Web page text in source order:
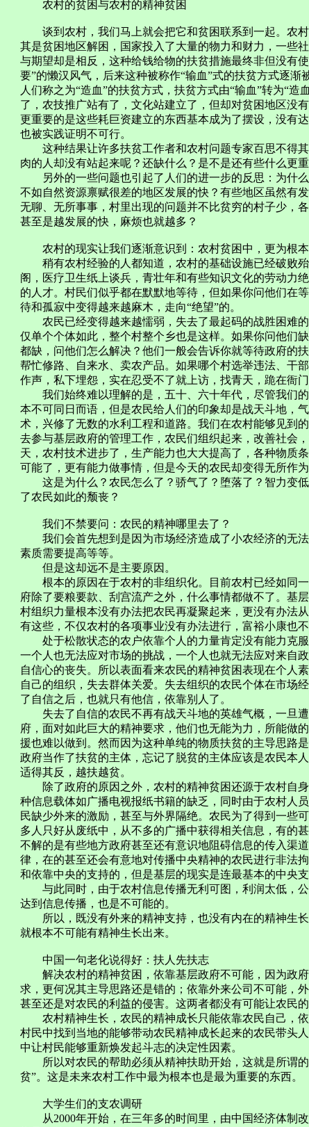
农村的贫困与农村的精神贫困
谈到农村，我们马上就会把它和贫困联系到一起。农村
其是贫困地区解困，国家投入了大量的物力和财力，一些
与期望却是相反，这种给钱给物的扶贫措施最终非但没有
要”的懒汉风气，后来这种被称作“输血”式的扶贫方式逐渐
人们称之为“造血”的扶贫方式，扶贫方式由“输血”转为“
了，农技推广站有了，文化站建立了，但却对贫困地区没
更重要的是这些耗巨资建立的东西基本成为了摆设，没有
也被实践证明不可行。
这种结果让许多扶贫工作者和农村问题专家百思不得其
肉的人却没有站起来呢？还缺什么？是不是还有些什么更
另外的一些问题也引起了人们的进一步的反思：为什么
不如自然资源禀赋很差的地区发展的快？有些地区虽然有
无聊、无所事事，村里出现的问题并不比贫穷的村子少，
甚至是越发展的快，麻烦也就越多？
农村的现实让我们逐渐意识到：农村贫困中，更为根本
稍有农村经验的人都知道，农村的基础设施已经破败殆
阁，医疗卫生纸上谈兵，青壮年和有些知识文化的劳动力
的人才。村民们似乎都在默默地等待，但如果你问他们在
待和孤寂中变得越来越麻木，走向“绝望”的。
农民已经变得越来越懦弱，失去了最起码的战胜困难的
仅单个个体如此，整个村整个乡也是这样。如果你问他们
都缺，问他们怎么解决？他们一般会告诉你就等待政府的
帮忙修路、自来水、卖农产品。如果哪个村选举违法、干
作声，私下埋怨，实在忍受不了就上访，找青天，跪在衙门
我们始终难以理解的是，五十、六十年代，尽管我们的
本不可同日而语，但是农民给人们的印象却是战天斗地，
术，兴修了无数的水利工程和道路。我们在农村能够见到
去参与基层政府的管理工作，农民们组织起来，改善社会
天，农村技术进步了，生产能力也大大提高了，各种物质
可能了，更有能力做事情，但是今天的农民却变得无所作为
这是为什么？农民怎么了？骄气了？堕落了？智力变低
了农民如此的颓丧？
我们不禁要问：农民的精神哪里去了？
我们会首先想到是因为市场经济造成了小农经济的无法
素质需要提高等等。
但是这却远不是主要原因。
根本的原因在于农村的非组织化。目前农村已经如同一
府除了要粮要款、刮宫流产之外，什么事情都做不了。基
村组织力量根本没有办法把农民再凝聚起来，更没有办法
有这些，不仅农村的各项事业没有办法进行，富裕小康也不
处于松散状态的农户依靠个人的力量肯定没有能力克服
一个人也无法应对市场的挑战，一个人也就无法应对来自
自信心的丧失。所以表面看来农民的精神贫困表现在个人
自己的组织，失去群体关爱。失去组织的农民个体在市场
了自信之后，也就只有他信，依靠别人了。
失去了自信的农民不再有战天斗地的英雄气概，一旦遭
府，面对如此巨大的精神要求，他们也无能为力，所能做
援也难以做到。然而因为这种单纯的物质扶贫的主导思路
政府当作了扶贫的主体，忘记了脱贫的主体应该是农民本
适得其反，越扶越贫。
除了政府的原因之外，农村的精神贫困还源于农村自身
种信息载体如广播电视报纸书籍的缺乏，同时由于农村人
民缺少外来的激励，甚至与外界隔绝。农民为了得到一些
多人只好从废纸中，从不多的广播中获得相关信息，有的
不解的是有些地方政府甚至还有意识地阻碍信息的传入渠
律，在的甚至还会有意地对传播中央精神的农民进行非法
和依靠中央的支持的，但是基层的现实是连最基本的中央支
与此同时，由于农村信息传播无利可图，利润太低，公
达到信息传播，也是不可能的。
所以，既没有外来的精神支持，也没有内在的精神生长
就根本不可能有精神生长出来。
中国一句老化说得好：扶人先扶志
解决农村的精神贫困，依靠基层政府不可能，因为政府
求，更何况其主导思路还是错的；依靠外来公司不可能，
甚至还是对农民的利益的侵害。这两者都没有可能让农民的
农村精神生长，农民的精神成长只能依靠农民自己，依
村民中找到当地的能够带动农民精神成长起来的农民带头
中让村民能够重新焕发起斗志的决定性因素。
所以对农民的帮助必须从精神扶助开始，这就是所谓的
贫”。这是未来农村工作中最为根本也是最为重要的东西。
大学生们的支农调研
从2000年开始，在三年多的时间里，由中国经济体制